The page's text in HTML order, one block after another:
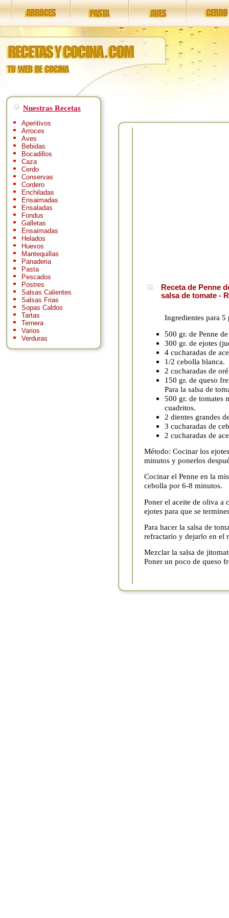
Nuestras Recetas
Aperitivos
Arroces
Aves
Bebidas
Bocadillos
Caza
Cerdo
Conservas
Cordero
Enchiladas
Ensaimadas
Ensaladas
Fondus
Galletas
Ensaimadas
Helados
Huevos
Mantequillas
Panaderia
Pasta
Pescados
Postres
Salsas Calientes
Salsas Frias
Sopas Caldos
Tartas
Ternera
Varios
Verduras
Receta de Penne
salsa de tomate -
Ingredientes para 5
500 gr. de Penne
300 gr. de ejotes
4 cucharadas de
1/2 cebolla blanca.
2 cucharadas de
150 gr. de queso
Para la salsa de
500 gr. de tomates
cuadritos.
2 dientes grandes
3 cucharadas de
2 cucharadas de
Método: Cocinar los
minutos y ponerlos
Cocinar el Penne en la
cebolla por 6-8 minutos.
Poner el aceite de oliva a
ejotes para que se
Para hacer la salsa de
refractario y dejarlo en el
Mezclar la salsa de
Poner un poco de queso